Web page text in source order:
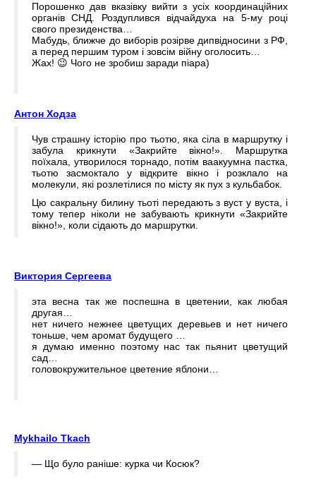
Порошенко дав вказівку вийти з усіх координаційних
органів СНД. Роздуплився відчайдуха на 5-му році
свого президенства…
Мабудь, ближче до виборів розірве дипвідносини з РФ,
а перед першим туром і зовсім війну оголосить…
Жах! 😉 Чого не зробиш заради піара)
Антон Ходза
Чув страшну історію про тьотю, яка сіла в маршрутку і
забула крикнути «Закрийте вікно!». Маршрутка
поїхала, утворилося торнадо, потім ваакуумна пастка,
тьотю засмоктало у відкрите вікно і розклало на
молекули, які розлетілися по місту як пух з кульбабок.
Цю сакральну билину тьоті передають з вуст у вуста, і
тому тепер ніколи не забувають крикнути «Закрийте
вікно!», коли сідають до маршрутки.
Виктория Сергеева
эта весна так же поспешна в цветении, как любая
другая…
нет ничего нежнее цветущих деревьев и нет ничего
тоньше, чем аромат будущего …
я думаю именно поэтому нас так пьянит цветущий
сад…
головокружительное цветение яблони…
Mykhailo Tkach
— Що було раніше: курка чи Косюк?